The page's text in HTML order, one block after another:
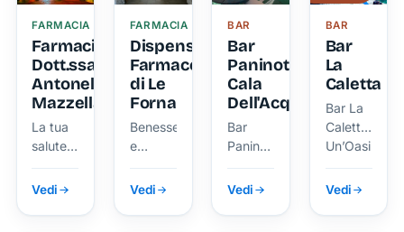
FARMACIA
Farmacia
Dott.ssa
Antonella
Mazzella
La tua
salute e
prodotti
di
Vedi
FARMACIA
Dispensario
Farmaceutico
di Le
Forna
Benessere
e
salute,
la tua
Vedi
BAR
Bar
Paninoteca
Cala
Dell'Acqua
Bar
Paninoteca
Cala
dell'Acqua
Vedi
BAR
Bar
La
Caletta
Bar La
Caletta
Un’Oasi
di Relax
Vedi